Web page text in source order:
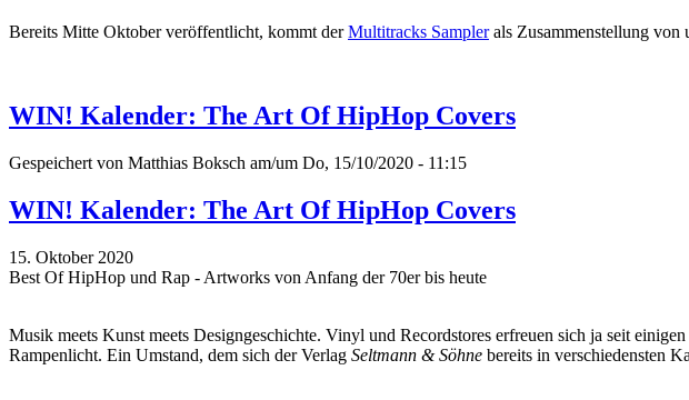
Bereits Mitte Oktober veröffentlicht, kommt derMultitracks Samplerals Zusammenstellung von
WIN! Kalender: The Art Of HipHop Covers
Gespeichert von Matthias Boksch am/um Do, 15/10/2020 - 11:15
WIN! Kalender: The Art Of HipHop Covers
15. Oktober 2020
Best Of HipHop und Rap - Artworks von Anfang der 70er bis heute
Musik meets Kunst meets Designgeschichte. Vinyl und Recordstores erfreuen sich ja seit
Rampenlicht. Ein Umstand, dem sich der Verlag Seltmann & Söhne bereits in verschiedensten